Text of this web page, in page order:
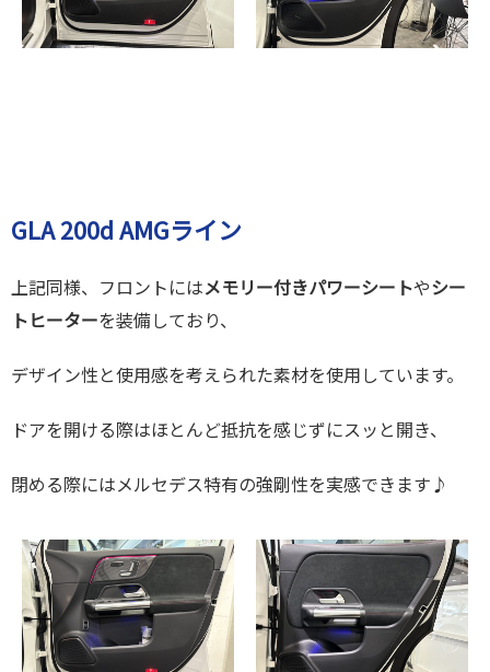
GLA 200d AMGライン
上記同様、フロントにはメモリー付きパワーシートやシー
トヒーターを装備しており、
デザイン性と使用感を考えられた素材を使用しています。
ドアを開ける際はほとんど抵抗を感じずにスッと開き、
閉める際にはメルセデス特有の強剛性を実感できます♪